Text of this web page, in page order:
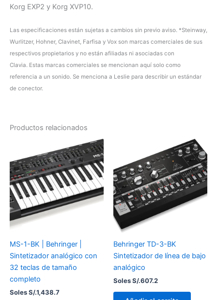
Korg EXP2 y Korg XVP10.
Las especificaciones están sujetas a cambios sin previo aviso. *Steinway,
Wurlitzer, Hohner, Clavinet, Farfisa y Vox son marcas comerciales de sus
respectivos propietarios y no están afiliadas ni asociadas con
Clavia. Estas marcas comerciales se mencionan aquí solo como
referencia a un sonido. Se menciona a Leslie para describir un estándar
de conector.
Productos relacionados
MS-1-BK | Behringer |
Sintetizador analógico con
32 teclas de tamaño
completo
Soles S/.1,438.7
Behringer TD-3-BK
Sintetizador de línea de bajo
analógico
Soles S/.607.2